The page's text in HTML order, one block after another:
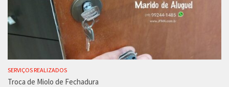
SERVIÇOS REALIZADOS
Troca de Miolo de Fechadura